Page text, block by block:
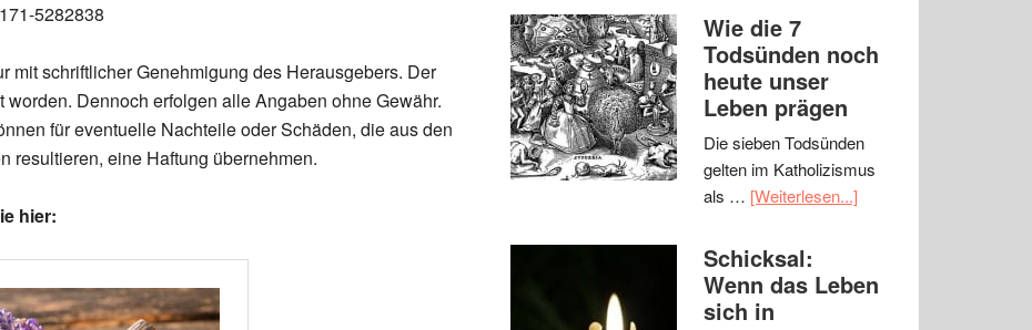
5282838
mit schriftlicher Genehmigung des Herausgebers. Der
Dennoch erfolgen alle Angaben ohne Gewähr.
für eventuelle Nachteile oder Schäden, die aus den
resultieren, eine Haftung übernehmen.
hier:
Wie die 7
Todsünden noch
heute unser
Leben prägen
Die sieben Todsünden
gelten im Katholizismus
als … [Weiterlesen...]
Schicksal:
Wenn das Leben
sich in